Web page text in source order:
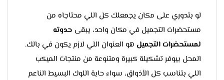
لو بتدوري على مكان يجمعلك كل اللي محتاجاه من
مستحضرات التجميل في مكان واحد، يبقى حدوته
لمستحضرات التجميل هو العنوان اللي لازم يكون في بالك.
المحل بيوفر تشكيلة كبيرة ومتنوعة من منتجات الميكب
اللي بتناسب كل الأذواق، سواء حابة اللوك البسيط الناعم